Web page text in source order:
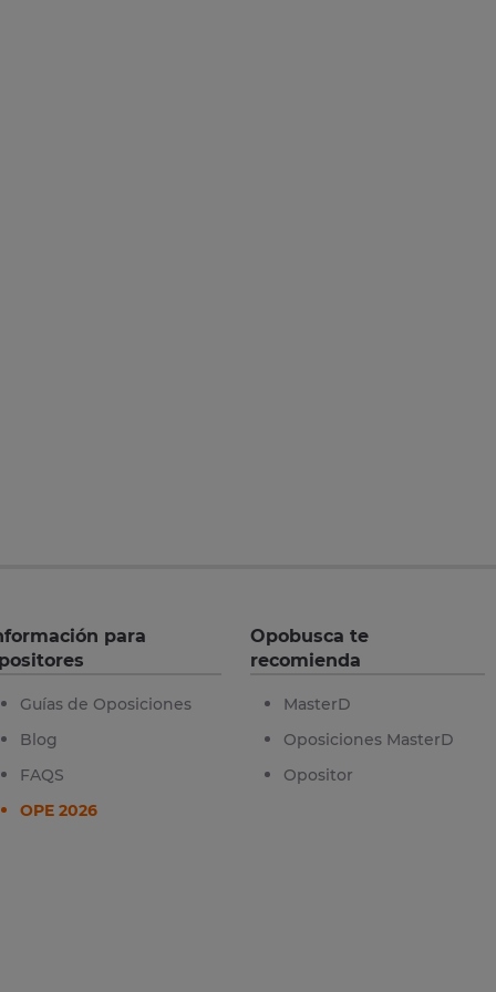
para
Guías de Oposiciones
Blog
FAQS
OPE 2026
Opobusca te
recomienda
MasterD
Oposiciones MasterD
Opositor